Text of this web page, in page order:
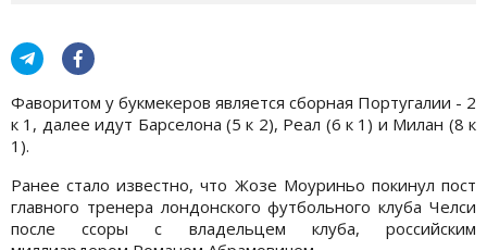
Фаворитом у букмекеров является сборная Португалии - 2
к 1, далее идут Барселона (5 к 2), Реал (6 к 1) и Милан (8 к
1).
Ранее стало известно, что Жозе Моуриньо покинул пост
главного тренера лондонского футбольного клуба Челси
после ссоры с владельцем клуба, российским